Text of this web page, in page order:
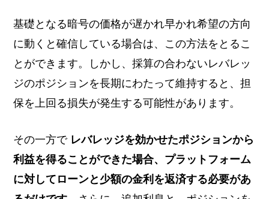
基礎となる暗号の価格が遅かれ早かれ希望の方向
に動くと確信している場合は、この方法をとるこ
とができます。しかし、採算の合わないレバレッ
ジのポジションを長期にわたって維持すると、担
保を上回る損失が発生する可能性があります。
その一方で レバレッジを効かせたポジションから
利益を得ることができた場合、プラットフォーム
に対してローンと少額の金利を返済する必要があ